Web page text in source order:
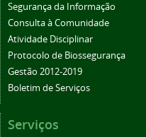
Segurança da Informação
Consulta à Comunidade
Atividade Disciplinar
Protocolo de Biossegurança
Gestão 2012-2019
Boletim de Serviços
Serviços